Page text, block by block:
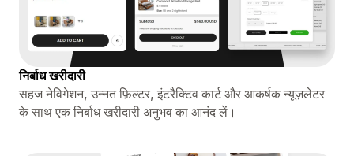
निर्बाध खरीदारी
सहज नेविगेशन, उन्नत फ़िल्टर, इंटरैक्टिव कार्ट और आकर्षक न्यूज़लेटर
के साथ एक निर्बाध खरीदारी अनुभव का आनंद लें।